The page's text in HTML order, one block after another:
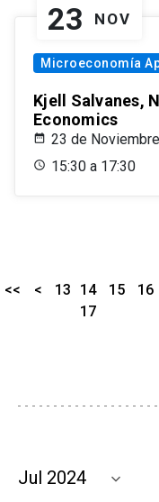
23 NOV
Microeconomía
Kjell Salvanes,
Economics
23 de
15:30 a 17:30
<< < 13 14 15
16
17